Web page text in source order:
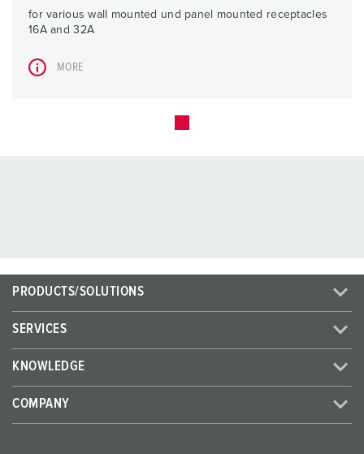
for various wall mounted und panel mounted receptacles
16A and 32A
MORE
PRODUCTS/SOLUTIONS
SERVICES
KNOWLEDGE
COMPANY